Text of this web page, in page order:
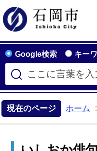
Google検索 キー
現在のページ ホーム